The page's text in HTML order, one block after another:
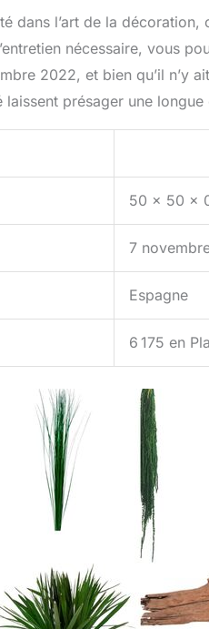
dans l’art de la
nécessaire, vous
2022, et bien qu’il n’y
présager une
50 x 50 x
7
Espagne
6 175 en